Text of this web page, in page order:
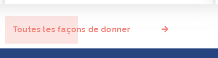
Toutes les façons de donner